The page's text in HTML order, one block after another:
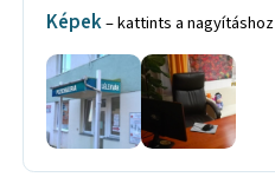
Képek– kattints a nagyításhoz